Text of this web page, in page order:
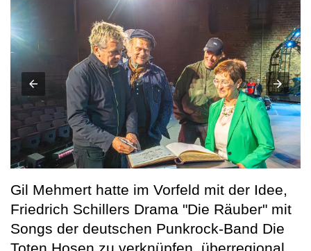
Gil Mehmert hatte im Vorfeld mit der Idee,
Friedrich Schillers Drama "Die Räuber" mit
Songs der deutschen Punkrock-Band Die